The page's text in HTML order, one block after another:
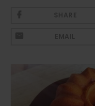
Cocktail-uri
Smoothies